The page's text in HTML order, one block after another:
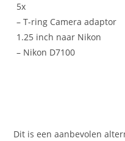
5x
– T-ring Camera adaptor
1.25 inch naar Nikon
– Nikon D7100
Dit is een aanbevolen